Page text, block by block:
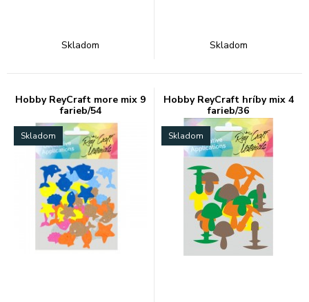
Skladom Skladom
Hobby ReyCraft more mix 9
farieb/54
Skladom
Hobby ReyCraft hríby mix 4
farieb/36
Skladom